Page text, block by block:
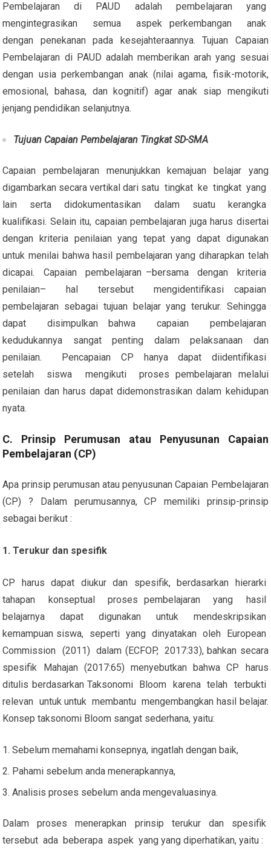
Pembelajaran di PAUD adalah pembelajaran yang
mengintegrasikan semua aspek perkembangan anak
dengan penekanan pada kesejahteraannya. Tujuan Capaian
Pembelajaran di PAUD adalah memberikan arah yang sesuai
dengan usia perkembangan anak (nilai agama, fisik-motorik,
emosional, bahasa, dan kognitif) agar anak siap mengikuti
jenjang pendidikan selanjutnya.
Tujuan Capaian Pembelajaran Tingkat SD-SMA
Capaian pembelajaran menunjukkan kemajuan belajar yang
digambarkan secara vertikal dari satu tingkat ke tingkat yang
lain serta didokumentasikan dalam suatu kerangka
kualifikasi. Selain itu, capaian pembelajaran juga harus disertai
dengan kriteria penilaian yang tepat yang dapat digunakan
untuk menilai bahwa hasil pembelajaran yang diharapkan telah
dicapai. Capaian pembelajaran –bersama dengan kriteria
penilaian– hal tersebut mengidentifikasi capaian
pembelajaran sebagai tujuan belajar yang terukur. Sehingga
dapat disimpulkan bahwa capaian pembelajaran
kedudukannya sangat penting dalam pelaksanaan dan
penilaian. Pencapaian CP hanya dapat diidentifikasi
setelah siswa mengikuti proses pembelajaran melalui
penilaian dan harus dapat didemonstrasikan dalam kehidupan
nyata.
C. Prinsip Perumusan atau Penyusunan Capaian
Pembelajaran (CP)
Apa prinsip perumusan atau penyusunan Capaian Pembelajaran
(CP) ? Dalam perumusannya, CP memiliki prinsip-prinsip
sebagai berikut :
1. Terukur dan spesifik
CP harus dapat diukur dan spesifik, berdasarkan hierarki
tahapan konseptual proses pembelajaran yang hasil
belajarnya dapat digunakan untuk mendeskripsikan
kemampuan siswa, seperti yang dinyatakan oleh European
Commission (2011) dalam (ECFOP, 2017:33), bahkan secara
spesifik Mahajan (2017:65) menyebutkan bahwa CP harus
ditulis berdasarkan Taksonomi Bloom karena telah terbukti
relevan untuk untuk membantu mengembangkan hasil belajar.
Konsep taksonomi Bloom sangat sederhana, yaitu:
Sebelum memahami konsepnya, ingatlah dengan baik,
Pahami sebelum anda menerapkannya,
Analisis proses sebelum anda mengevaluasinya.
Dalam proses menerapkan prinsip terukur dan spesifik
tersebut ada beberapa aspek yang yang diperhatikan, yaitu :